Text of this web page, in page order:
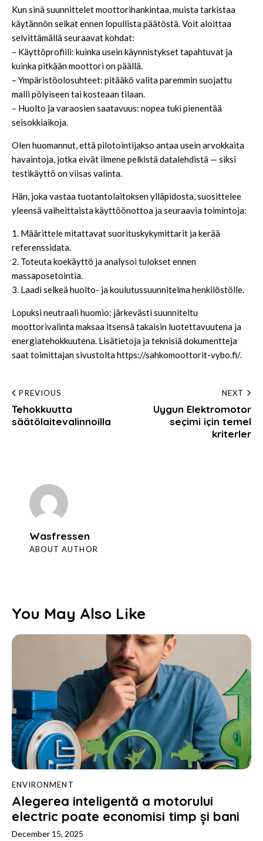
Kun sinä suunnittelet moottorihankintaa, muista tarkistaa
käytännön seikat ennen lopullista päätöstä. Voit aloittaa
selvittämällä seuraavat kohdat:
– Käyttöprofiili: kuinka usein käynnistykset tapahtuvat ja
kuinka pitkään moottori on päällä.
– Ympäristöolosuhteet: pitääkö valita paremmin suojattu
malli pölyiseen tai kosteaan tilaan.
– Huolto ja varaosien saatavuus: nopea tuki pienentää
seisokkiaikoja.
Olen huomannut, että pilotointijakso antaa usein arvokkaita
havaintoja, jotka eivät ilmene pelkistä datalehdistä — siksi
testikäyttö on viisas valinta.
Hän, joka vastaa tuotantolaitoksen ylläpidosta, suosittelee
yleensä vaiheittaista käyttöönottoa ja seuraavia toimintoja:
1. Määrittele mitattavat suorituskykymittarit ja kerää
referenssidata.
2. Toteuta koekäyttö ja analysoi tulokset ennen
massaposetointia.
3. Laadi selkeä huolto- ja koulutussuunnitelma henkilöstölle.
Lopuksi neutraali huomio: järkevästi suunniteltu
moottorivalinta maksaa itsensä takaisin luotettavuutena ja
energiatehokkuutena. Lisätietoja ja teknisiä dokumentteja
saat toimittajan sivustoltahttps://sahkomoottorit-vybo.fi/.
Post
navigation
PREVIOUS
Tehokkuutta
säätölaitevalinnoilla
NEXT
Uygun Elektromotor
seçimi için temel
kriterler
Wasfressen
ABOUT AUTHOR
You May Also Like
ENVIRONMENT
Alegerea inteligentă a motorului
electric poate economisi timp și bani
December 15, 2025